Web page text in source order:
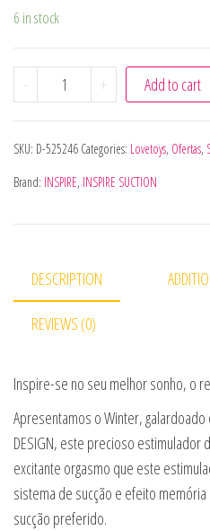
6 in stock
- INSPIRE SUCTION -
+ Add to cart
SKU: D-525246 Categories: Lovetoys, Ofertas,
Brand: INSPIRE, INSPIRE SUCTION
DESCRIPTION
REVIEWS (0)
Inspire-se no seu melhor sonho, o
Apresentamos o Winter, galardoado
DESIGN, este precioso estimulador
excitante orgasmo que este
sistema de sucção e efeito
sucção preferido.